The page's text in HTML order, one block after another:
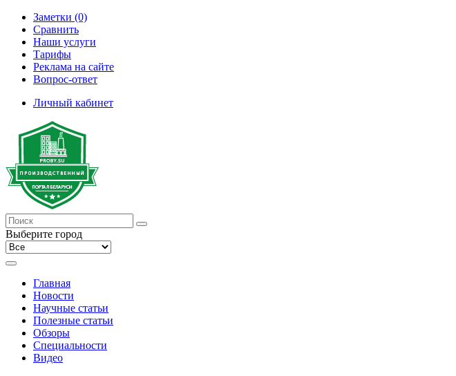
Заметки (0)
Сравнить
Наши услуги
Тарифы
Реклама на сайте
Вопрос-ответ
Личный кабинет
Выберите город
Главная
Новости
Научные статьи
Полезные статьи
Обзоры
Специальности
Видео